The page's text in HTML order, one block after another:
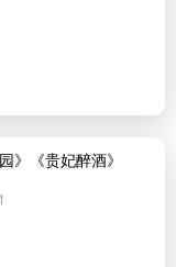
》《贵妃醉酒》